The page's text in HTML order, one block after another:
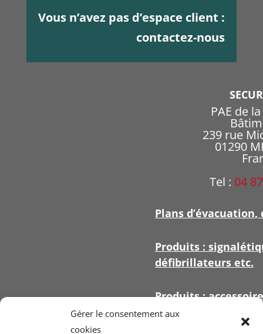
Gérer le consentement aux
cookies
Vous n’avez pas d’espace client :
contactez-nous
PAE de
239 rue
01290
Tel : 04
Plans
Produits :
défibrillateurs etc.
Produits :
signalétique